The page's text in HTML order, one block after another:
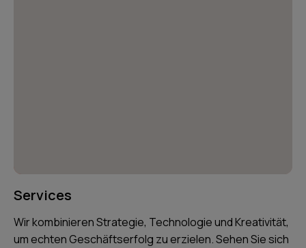
Services
Wir kombinieren Strategie, Technologie und Kreativität,
um echten Geschäftserfolg zu erzielen. Sehen Sie sich